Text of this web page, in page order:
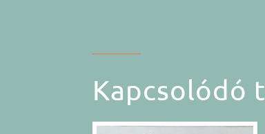
Kapcsolódó